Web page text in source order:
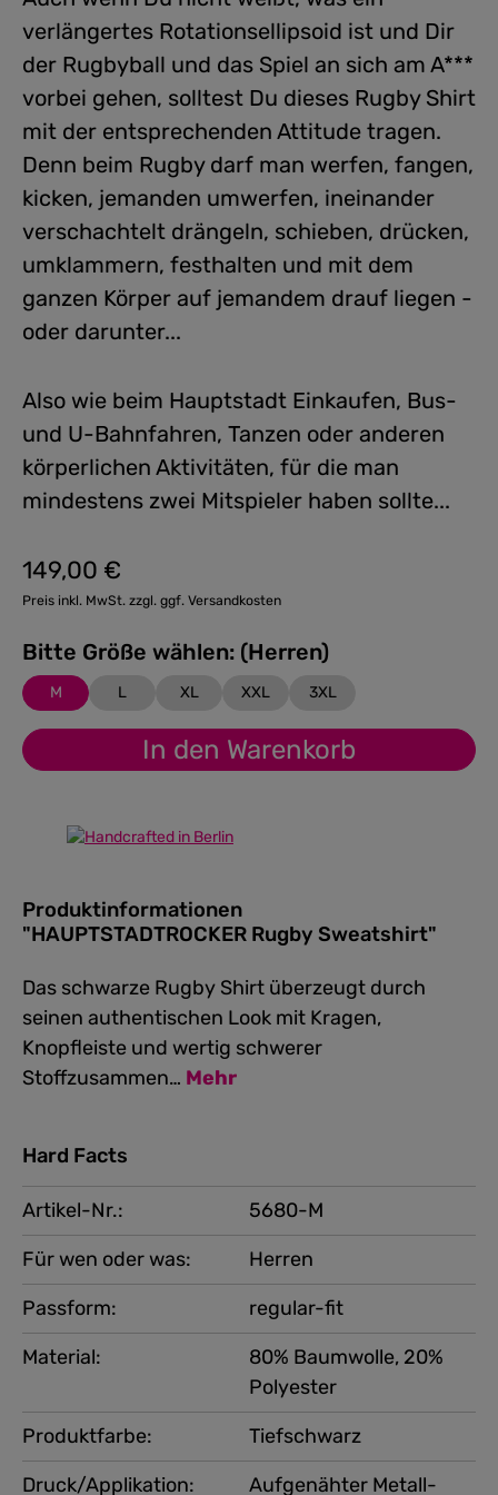
verlängertes Rotationsellipsoid ist und Dir
der Rugbyball und das Spiel an sich am A***
vorbei gehen, solltest Du dieses Rugby Shirt
mit der entsprechenden Attitude tragen.
Denn beim Rugby darf man werfen, fangen,
kicken, jemanden umwerfen, ineinander
verschachtelt drängeln, schieben, drücken,
umklammern, festhalten und mit dem
ganzen Körper auf jemandem drauf liegen -
oder darunter...
Also wie beim Hauptstadt Einkaufen, Bus-
und U-Bahnfahren, Tanzen oder anderen
körperlichen Aktivitäten, für die man
mindestens zwei Mitspieler haben sollte...
Regulärer Preis:
149,00 €
Preis inkl. MwSt. zzgl. ggf. Versandkosten
Bitte Größe wählen: (Herren)
M L XL XXL 3XL
In den Warenkorb
Produktinformationen
"HAUPTSTADTROCKER Rugby Sweatshirt"
Das schwarze Rugby Shirt überzeugt durch
seinen authentischen Look mit Kragen,
Knopfleiste und wertig schwerer
Stoffzusammen… Mehr
Hard Facts
Artikel-Nr.:
5680-M
Für wen oder was:
Herren
Produktfarbe:
Tiefschwarz
Druck/Applikation:
Aufgenähter Metall-
Passform:
regular-fit
Material:
80% Baumwolle, 20%
Polyester